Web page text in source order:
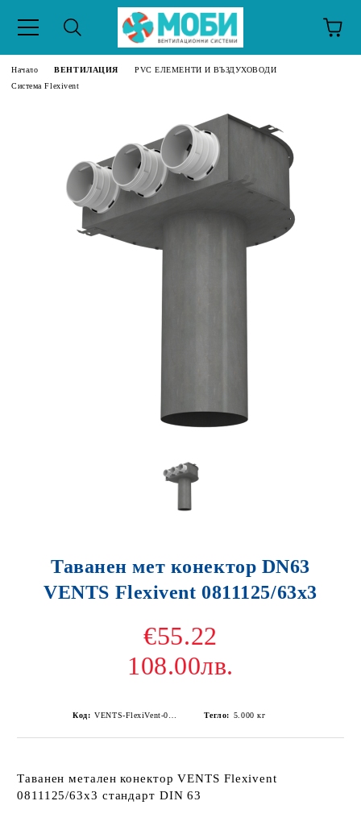
Начало ВЕНТИЛАЦИЯ
PVC ЕЛЕМЕНТИ И ВЪЗДУХОВОДИ
Система Flexivent
Таванен мет конектор DN63
VENTS Flexivent 0811125/63x3
€55.22
108.00лв.
Код: Тегло: 5.000 кг
Таванен метален конектор VENTS Flexivent
0811125/63x3 стандарт DIN 63